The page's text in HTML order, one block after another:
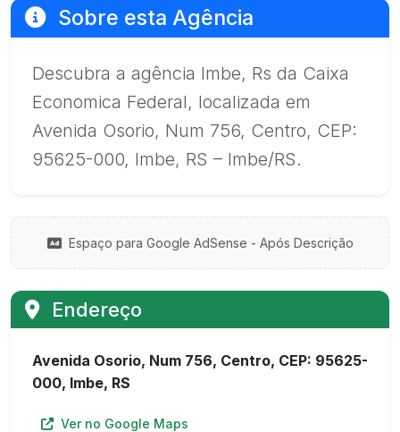
Sobre esta Agência
Descubra a agência Imbe, Rs da Caixa
Economica Federal, localizada em
Avenida Osorio, Num 756, Centro, CEP:
95625-000, Imbe, RS – Imbe/RS.
Espaço para Google AdSense - Após Descrição
Endereço
Avenida Osorio, Num 756, Centro, CEP: 95625-
000, Imbe, RS
Ver no Google Maps